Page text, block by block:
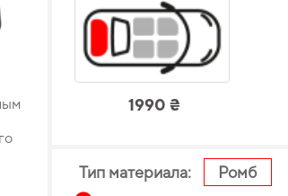
1990 ₴
Тип материала: Ромб